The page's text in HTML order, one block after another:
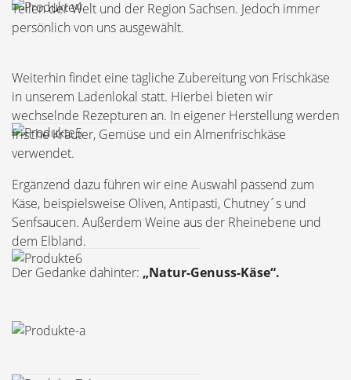
Teilen der Welt und der Region Sachsen. Jedoch immer
persönlich von uns ausgewählt.
Weiterhin findet eine tägliche Zubereitung von Frischkäse
in unserem Ladenlokal statt. Hierbei bieten wir
wechselnde Rezepturen an. In eigener Herstellung werden
frische Kräuter, Gemüse und ein Almenfrischkäse
verwendet.
Ergänzend dazu führen wir eine Auswahl passend zum
Käse, beispielsweise Oliven, Antipasti, Chutney´s und
Senfsaucen. Außerdem Weine aus der Rheinebene und
dem Elbland.
Der Gedanke dahinter: „Natur-Genuss-Käse“.